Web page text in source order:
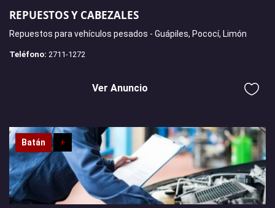
REPUESTOS Y CABEZALES
Repuestos para vehículos pesados - Guápiles, Pococí, Limón
Teléfono: 2711-1272
Ver Anuncio
Batán +